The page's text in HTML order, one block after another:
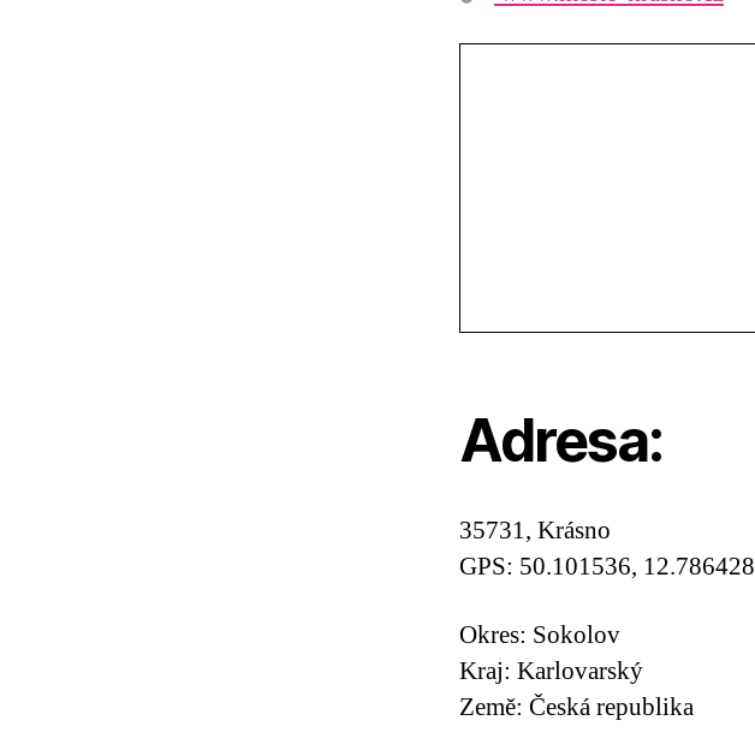
Adresa:
35731, Krásno
GPS: 50.101536, 12.786428
Okres: Sokolov
Kraj: Karlovarský
Země: Česká republika